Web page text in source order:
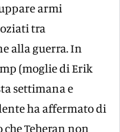
armi
tra
alla guerra. In
(moglie di Erik
settimana e
ha affermato di
Teheran non